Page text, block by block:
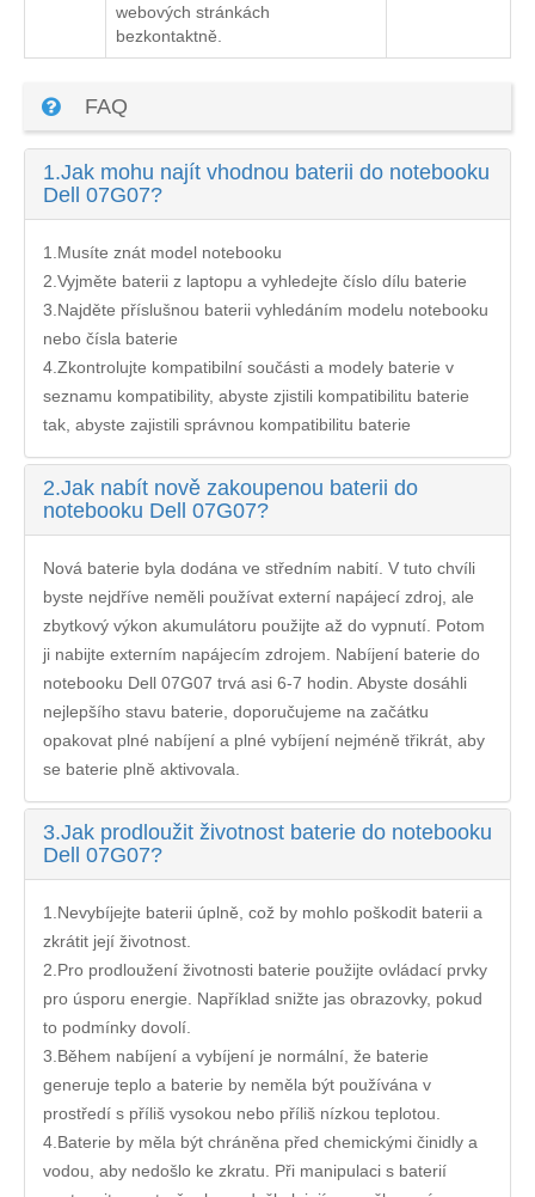
webových stránkách
bezkontaktně.
FAQ
1.Jak mohu najít vhodnou baterii do notebooku
Dell 07G07?
1.Musíte znát model notebooku
2.Vyjměte baterii z laptopu a vyhledejte číslo dílu baterie
3.Najděte příslušnou baterii vyhledáním modelu notebooku
nebo čísla baterie
4.Zkontrolujte kompatibilní součásti a modely baterie v
seznamu kompatibility, abyste zjistili kompatibilitu baterie
tak, abyste zajistili správnou kompatibilitu baterie
2.Jak nabít nově zakoupenou baterii do
notebooku Dell 07G07?
Nová baterie byla dodána ve středním nabití. V tuto chvíli
byste nejdříve neměli používat externí napájecí zdroj, ale
zbytkový výkon akumulátoru použijte až do vypnutí. Potom
ji nabijte externím napájecím zdrojem. Nabíjení baterie do
notebooku Dell 07G07 trvá asi 6-7 hodin. Abyste dosáhli
nejlepšího stavu baterie, doporučujeme na začátku
opakovat plné nabíjení a plné vybíjení nejméně třikrát, aby
se baterie plně aktivovala.
3.Jak prodloužit životnost baterie do notebooku
Dell 07G07?
1.Nevybíjejte baterii úplně, což by mohlo poškodit baterii a
zkrátit její životnost.
2.Pro prodloužení životnosti baterie použijte ovládací prvky
pro úsporu energie. Například snižte jas obrazovky, pokud
to podmínky dovolí.
3.Během nabíjení a vybíjení je normální, že baterie
generuje teplo a baterie by neměla být používána v
prostředí s příliš vysokou nebo příliš nízkou teplotou.
4.Baterie by měla být chráněna před chemickými činidly a
vodou, aby nedošlo ke zkratu. Při manipulaci s baterií